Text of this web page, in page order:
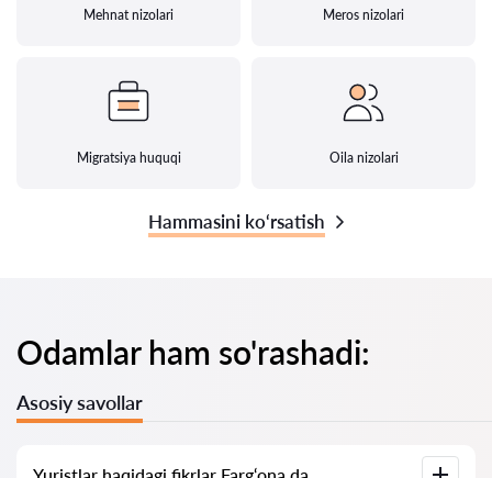
Mehnat nizolari Meros nizolari
Migratsiya huquqi Oila nizolari
Hammasini ko‘rsatish
Odamlar ham so'rashadi:
Asosiy savollar